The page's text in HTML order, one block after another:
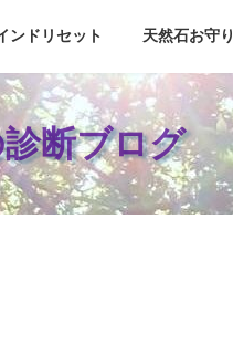
ンドリセット 天然石お守り
断ブログ